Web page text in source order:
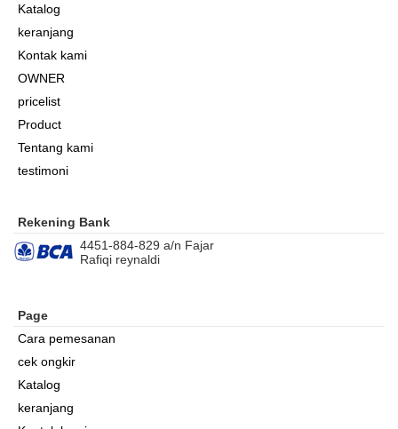
Katalog
keranjang
Kontak kami
OWNER
pricelist
Product
Tentang kami
testimoni
Rekening Bank
4451-884-829 a/n Fajar
Rafiqi reynaldi
Page
Cara pemesanan
cek ongkir
Katalog
keranjang